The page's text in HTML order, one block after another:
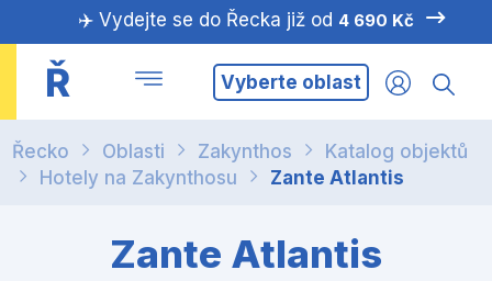
✈️ Vydejte se do Řecka již od 4 690 Kč
Ř Vyberte oblast
Řecko Oblasti Zakynthos
Katalog objektů
Hotely na Zakynthosu
Zante Atlantis
Zante Atlantis